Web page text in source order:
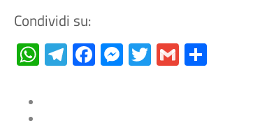
Condividi su:
WhatsApp
Telegram
Facebook
Messenger
Twitter
Gmail